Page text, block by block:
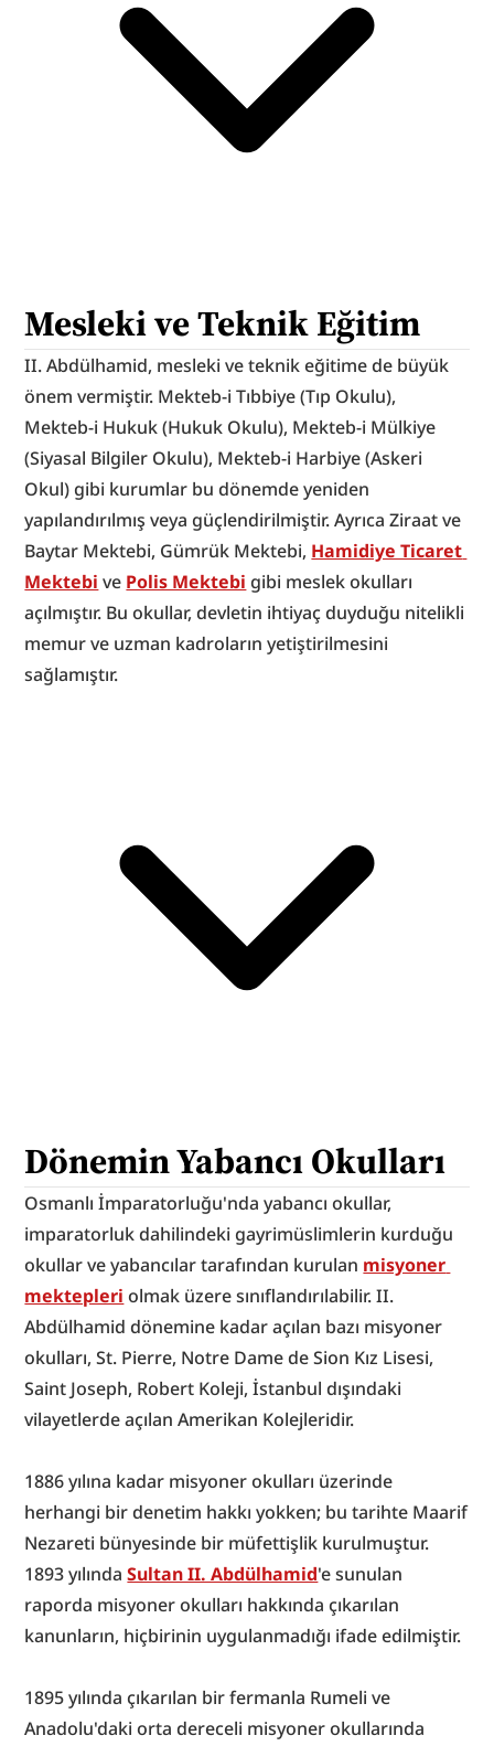
Mesleki ve Teknik Eğitim
II. Abdülhamid, mesleki ve teknik eğitime de büyük
önem vermiştir. Mekteb-i Tıbbiye (Tıp Okulu),
Mekteb-i Hukuk (Hukuk Okulu), Mekteb-i Mülkiye
(Siyasal Bilgiler Okulu), Mekteb-i Harbiye (Askeri
Okul) gibi kurumlar bu dönemde yeniden
yapılandırılmış veya güçlendirilmiştir. Ayrıca Ziraat ve
Baytar Mektebi, Gümrük Mektebi, Hamidiye Ticaret
Mektebi ve Polis Mektebi gibi meslek okulları
açılmıştır. Bu okullar, devletin ihtiyaç duyduğu nitelikli
memur ve uzman kadroların yetiştirilmesini
sağlamıştır.
Dönemin Yabancı Okulları
Osmanlı İmparatorluğu'nda yabancı okullar,
imparatorluk dahilindeki gayrimüslimlerin kurduğu
okullar ve yabancılar tarafından kurulan misyoner
mektepleri olmak üzere sınıflandırılabilir. II.
Abdülhamid dönemine kadar açılan bazı misyoner
okulları, St. Pierre, Notre Dame de Sion Kız Lisesi,
Saint Joseph, Robert Koleji, İstanbul dışındaki
vilayetlerde açılan Amerikan Kolejleridir.
1886 yılına kadar misyoner okulları üzerinde
herhangi bir denetim hakkı yokken; bu tarihte Maarif
Nezareti bünyesinde bir müfettişlik kurulmuştur.
1893 yılında Sultan II. Abdülhamid'e sunulan
raporda misyoner okulları hakkında çıkarılan
kanunların, hiçbirinin uygulanmadığı ifade edilmiştir.
1895 yılında çıkarılan bir fermanla Rumeli ve
Anadolu'daki orta dereceli misyoner okullarında